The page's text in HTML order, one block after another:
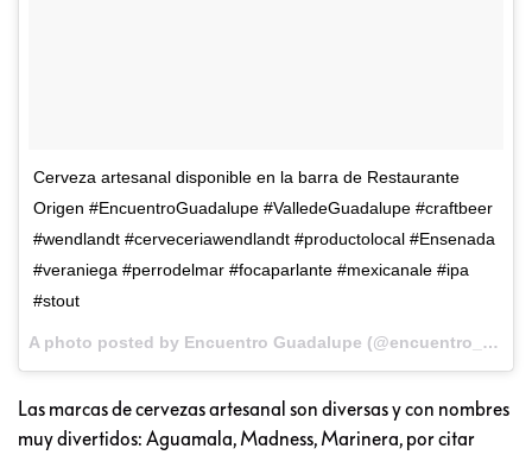
Cerveza artesanal disponible en la barra de Restaurante
Origen #EncuentroGuadalupe #ValledeGuadalupe #craftbeer
#wendlandt #cerveceriawendlandt #productolocal #Ensenada
#veraniega #perrodelmar #focaparlante #mexicanale #ipa
#stout
A photo posted by Encuentro Guadalupe (@encuentro_guadalupe) on
Las marcas de cervezas artesanal son diversas y con nombres
muy divertidos: Aguamala, Madness, Marinera, por citar